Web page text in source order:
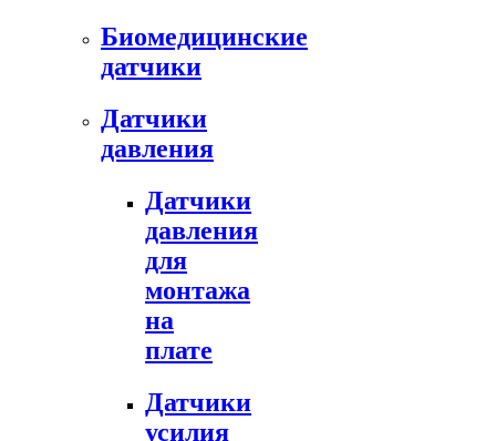
Биомедицинские
датчики
Датчики
давления
Датчики
давления
для
монтажа
на
плате
Датчики
усилия